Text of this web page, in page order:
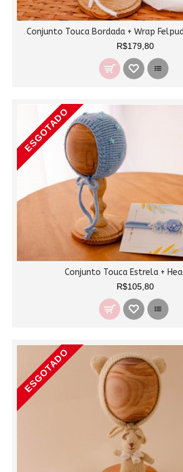
Conjunto Touca Bordada + Wrap
R$179,80
ESGOTADO
Conjunto Touca Estrela +
R$105,80
ESGOTADO